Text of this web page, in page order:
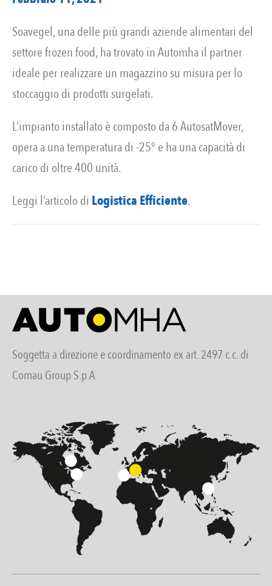
Soavegel, una delle più grandi aziende alimentari del
settore frozen food, ha trovato in Automha il partner
ideale per realizzare un magazzino su misura per lo
stoccaggio di prodotti surgelati.
L’impianto installato è composto da 6 AutosatMover,
opera a una temperatura di -25° e ha una capacità di
carico di oltre 400 unità.
Leggi l’articolo di Logistica Efficiente.
Soggetta a direzione e coordinamento ex art. 2497 c.c. di
Comau Group S.p.A.